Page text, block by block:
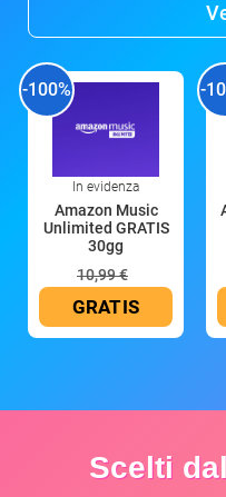
-100%
In evidenza
Amazon Music
Unlimited GRATIS
30gg
10,99 €
GRATIS
-
Scelti